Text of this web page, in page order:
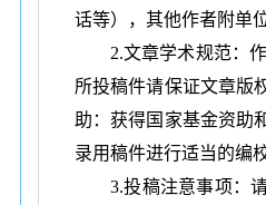
话等），其他作者附单
2.文章学术规范：
所投稿件请保证文章版
助：获得国家基金资助
录用稿件进行适当的编
3.投稿注意事项：